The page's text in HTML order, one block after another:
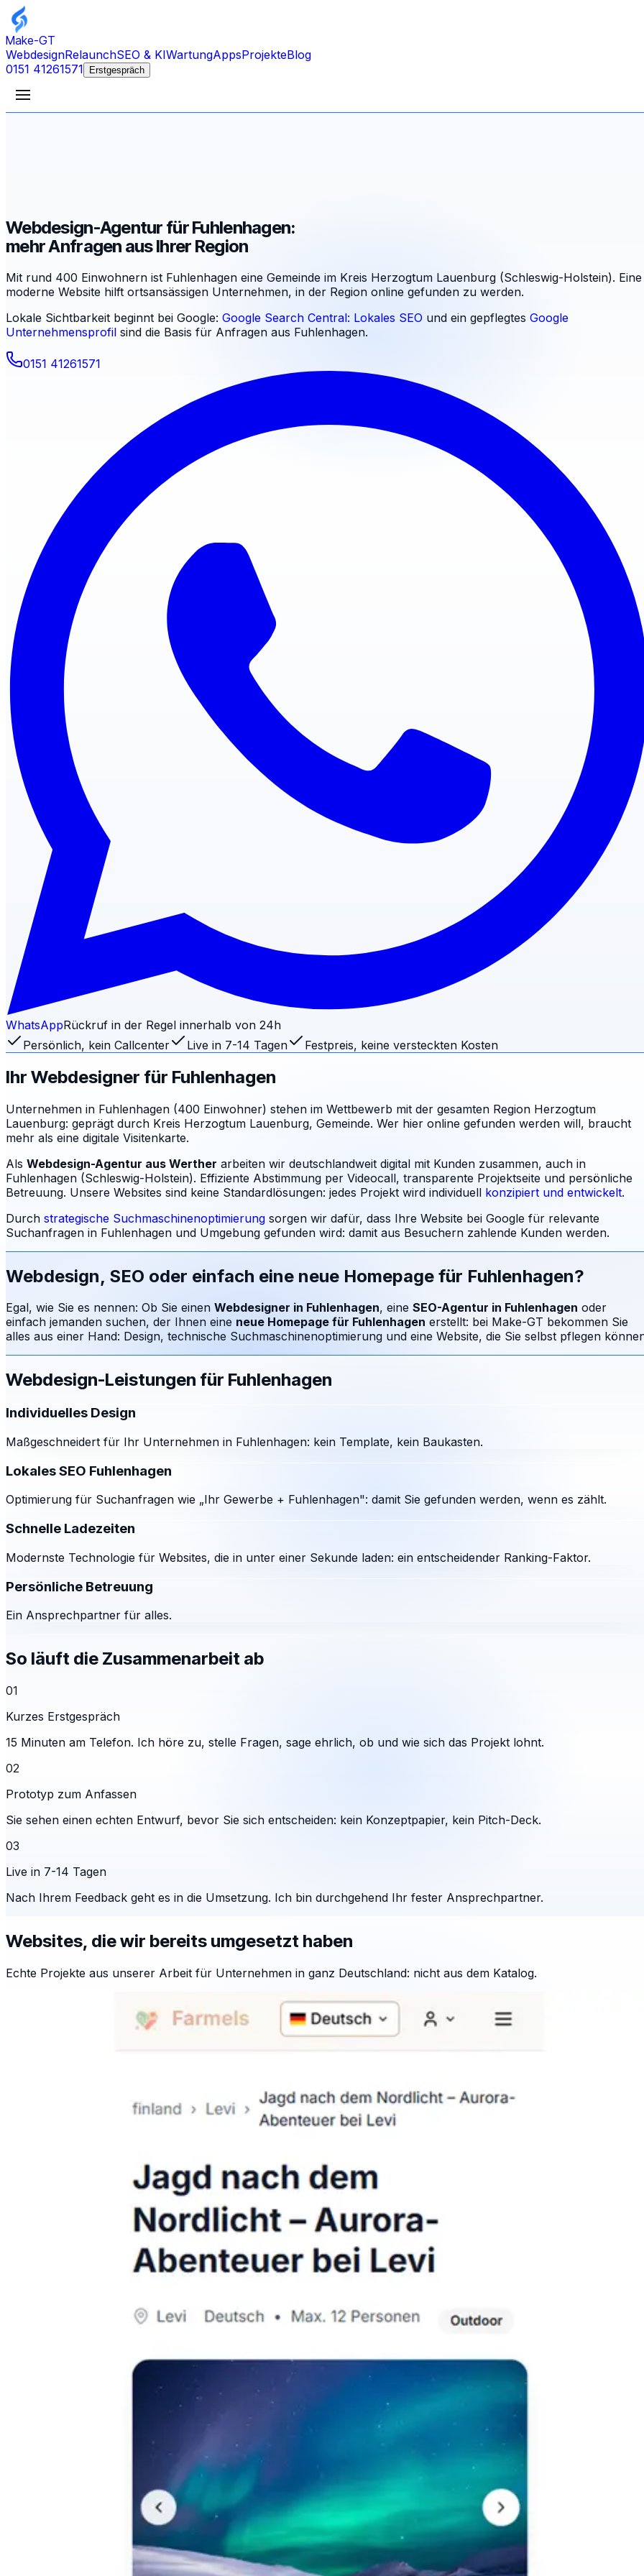
Make-GT
WebdesignRelaunchSEO & KIWartungAppsProjekteBlog
0151 41261571
Erstgespräch
Webdesign-Agentur für Fuhlenhagen:
mehr Anfragen aus Ihrer Region
Mit rund 400 Einwohnern ist Fuhlenhagen eine Gemeinde im Kreis Herzogtum Lauenburg (Schleswig-Holstein). Eine
moderne Website hilft ortsansässigen Unternehmen, in der Region online gefunden zu werden.
Lokale Sichtbarkeit beginnt bei Google: Google Search Central: Lokales SEO und ein gepflegtes Google
Unternehmensprofil sind die Basis für Anfragen aus Fuhlenhagen.
0151 41261571
WhatsAppRückruf in der Regel innerhalb von 24h
Persönlich, kein Callcenter
Live in 7-14 Tagen Festpreis, keine versteckten Kosten
Ihr Webdesigner für Fuhlenhagen
Unternehmen in Fuhlenhagen (400 Einwohner) stehen im Wettbewerb mit der gesamten Region Herzogtum
Lauenburg: geprägt durch Kreis Herzogtum Lauenburg, Gemeinde. Wer hier online gefunden werden will, braucht
mehr als eine digitale Visitenkarte.
Als Webdesign-Agentur aus Werther arbeiten wir deutschlandweit digital mit Kunden zusammen, auch in
Fuhlenhagen (Schleswig-Holstein). Effiziente Abstimmung per Videocall, transparente Projektseite und persönliche
Betreuung. Unsere Websites sind keine Standardlösungen: jedes Projekt wird individuell konzipiert und entwickelt.
Durch strategische Suchmaschinenoptimierung sorgen wir dafür, dass Ihre Website bei Google für relevante
Suchanfragen in Fuhlenhagen und Umgebung gefunden wird: damit aus Besuchern zahlende Kunden werden.
Webdesign, SEO oder einfach eine neue Homepage für Fuhlenhagen?
Egal, wie Sie es nennen: Ob Sie einen Webdesigner in Fuhlenhagen, eine SEO-Agentur in Fuhlenhagen oder
einfach jemanden suchen, der Ihnen eine neue Homepage für Fuhlenhagen erstellt: bei Make-GT bekommen Sie
alles aus einer Hand: Design, technische Suchmaschinenoptimierung und eine Website, die Sie selbst pflegen
Webdesign-Leistungen für Fuhlenhagen
Individuelles Design
Maßgeschneidert für Ihr Unternehmen in Fuhlenhagen: kein Template, kein Baukasten.
Lokales SEO Fuhlenhagen
Optimierung für Suchanfragen wie „Ihr Gewerbe + Fuhlenhagen": damit Sie gefunden werden, wenn es zählt.
Schnelle Ladezeiten
Modernste Technologie für Websites, die in unter einer Sekunde laden: ein entscheidender Ranking-Faktor.
Persönliche Betreuung
Ein Ansprechpartner für alles.
So läuft die Zusammenarbeit ab
01
Kurzes Erstgespräch
15 Minuten am Telefon. Ich höre zu, stelle Fragen, sage ehrlich, ob und wie sich das Projekt lohnt.
02
Prototyp zum Anfassen
Sie sehen einen echten Entwurf, bevor Sie sich entscheiden: kein Konzeptpapier, kein Pitch-Deck.
03
Live in 7-14 Tagen
Nach Ihrem Feedback geht es in die Umsetzung. Ich bin durchgehend Ihr fester Ansprechpartner.
Websites, die wir bereits umgesetzt haben
Echte Projekte aus unserer Arbeit für Unternehmen in ganz Deutschland: nicht aus dem Katalog.